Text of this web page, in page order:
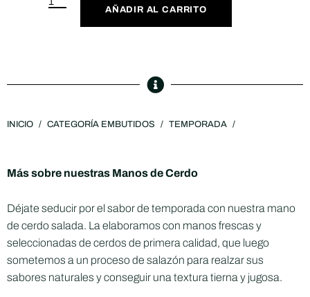
AÑADIR AL CARRITO
INICIO / CATEGORÍA EMBUTIDOS / TEMPORADA /
Más sobre nuestras Manos de Cerdo
Déjate seducir por el sabor de temporada con nuestra mano
de cerdo salada. La elaboramos con manos frescas y
seleccionadas de cerdos de primera calidad, que luego
sometemos a un proceso de salazón para realzar sus
sabores naturales y conseguir una textura tierna y jugosa.